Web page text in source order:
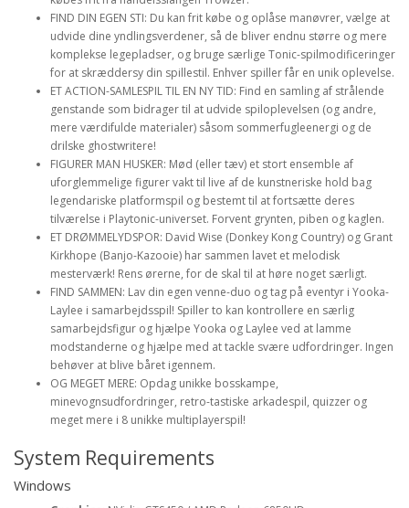
FIND DIN EGEN STI: Du kan frit købe og oplåse manøvrer, vælge at
udvide dine yndlingsverdener, så de bliver endnu større og mere
komplekse legepladser, og bruge særlige Tonic-spilmodificeringer
for at skræddersy din spillestil. Enhver spiller får en unik oplevelse.
ET ACTION-SAMLESPIL TIL EN NY TID: Find en samling af strålende
genstande som bidrager til at udvide spiloplevelsen (og andre,
mere værdifulde materialer) såsom sommerfugleenergi og de
drilske ghostwritere!
FIGURER MAN HUSKER: Mød (eller tæv) et stort ensemble af
uforglemmelige figurer vakt til live af de kunstneriske hold bag
legendariske platformspil og bestemt til at fortsætte deres
tilværelse i Playtonic-universet. Forvent grynten, piben og kaglen.
ET DRØMMELYDSPOR: David Wise (Donkey Kong Country) og Grant
Kirkhope (Banjo-Kazooie) har sammen lavet et melodisk
mesterværk! Rens ørerne, for de skal til at høre noget særligt.
FIND SAMMEN: Lav din egen venne-duo og tag på eventyr i Yooka-
Laylee i samarbejdsspil! Spiller to kan kontrollere en særlig
samarbejdsfigur og hjælpe Yooka og Laylee ved at lamme
modstanderne og hjælpe med at tackle svære udfordringer. Ingen
behøver at blive båret igennem.
OG MEGET MERE: Opdag unikke bosskampe,
minevognsudfordringer, retro-tastiske arkadespil, quizzer og
meget mere i 8 unikke multiplayerspil!
System Requirements
Windows